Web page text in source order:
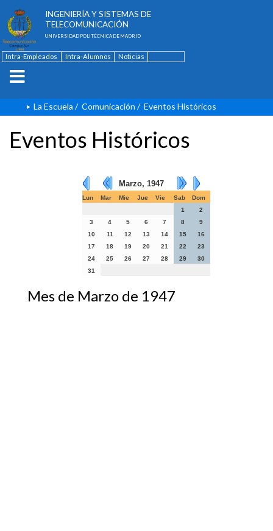
INGENIERÍA Y SISTEMAS DE
TELECOMUNICACIÓN
UNIVERSIDAD POLITÉCNICA DE MADRID
Intra-Empleados Intra-Alumnos
Noticias
La Escuela / Comunicación / Eventos Históricos
Eventos Históricos
Marzo, 1947
Lun Mar Mie Jue Vie Sab
Dom
1
2
3
4 5 6 7 8
9
10
11 12 13 14 15
16
17
18 19 20 21 22
23
24
25 26 27 28 29
30
31
Mes de Marzo de 1947